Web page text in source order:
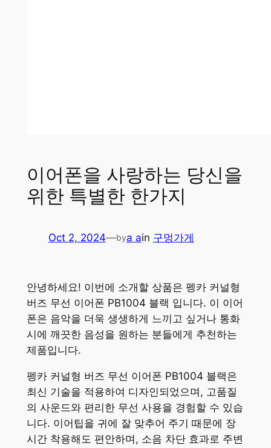
이어폰을 사랑하는 당신을
위한 특별한 한가지
Oct 2, 2024—bya ain 구멍가게
안녕하세요! 이번에 소개할 상품은 펭카 커널형
버즈 무선 이어폰 PB1004 블랙 입니다. 이 이어
폰은 음악을 더욱 생생하게 느끼고 싶거나 통화
시에 깨끗한 음성을 원하는 분들에게 추천하는
제품입니다.
펭카 커널형 버즈 무선 이어폰 PB1004 블랙은
최신 기술을 적용하여 디자인되었으며, 고품질
의 사운드와 편리한 무선 사용을 경험할 수 있습
니다. 이어팁을 귀에 잘 맞추어 주기 때문에 장
시간 착용해도 편안하며, 소음 차단 효과로 주변